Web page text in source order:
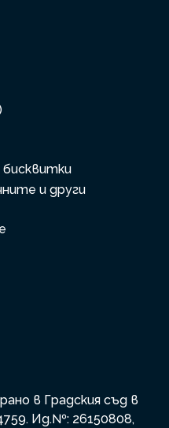
бисквитки
и други
в Градския съд в
Ид.№: 26150808,